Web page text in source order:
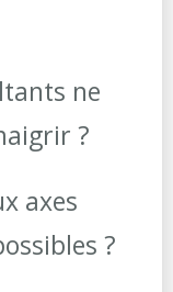
ne
?
axes
?